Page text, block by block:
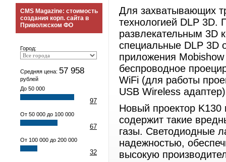
CMS Magazine: стоимость
создания корп. сайта в
Приволжском ФО
Город:
Средняя цена: 57 958
рублей
До 50 000
97
От 50 000 до 100 000
67
От 100 000 до 200 000
32
Для захватывающих
технологией DLP 3D.
развлекательным 3D
специальные DLP 3D
приложения
беспроводное
WiFi (для работы
USB Wireless
Новый проектор K130
содержит такие
газы. Светодиодные
надежностью,
высокую